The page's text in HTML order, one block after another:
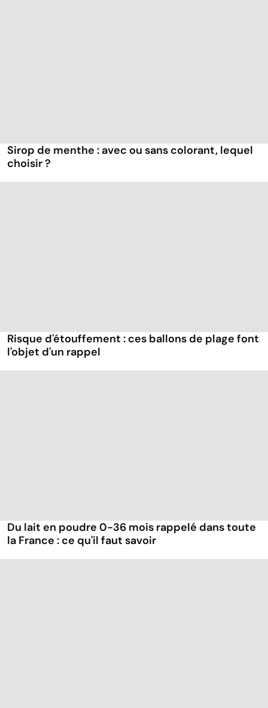
Sirop de menthe : avec ou sans colorant, lequel
choisir ?
Risque d'étouffement : ces ballons de plage font
l'objet d'un rappel
Du lait en poudre 0-36 mois rappelé dans toute
la France : ce qu'il faut savoir